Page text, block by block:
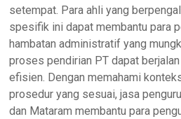
setempat. Para ahli yang
spesifik ini dapat membantu para
hambatan administratif yang
proses pendirian PT dapat
efisien. Dengan memahami
prosedur yang sesuai, jasa
dan Mataram membantu para